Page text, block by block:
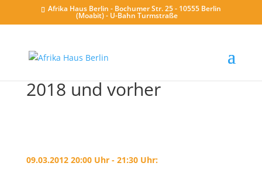
Afrika Haus Berlin - Bochumer Str. 25 - 10555 Berlin
(Moabit) - U-Bahn Turmstraße
2018 und vorher
09.03.2012 20:00 Uhr - 21:30 Uhr: